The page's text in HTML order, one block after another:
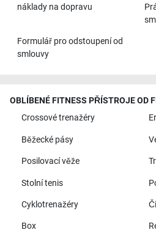
náklady na dopravu
Formulář pro odstoupení od
smlouvy
OBLÍBENÉ FITNESS PŘÍSTROJE OD
Crossové trenažéry
Běžecké pásy
Posilovací věže
Stolní tenis
Cyklotrenažéry
Box